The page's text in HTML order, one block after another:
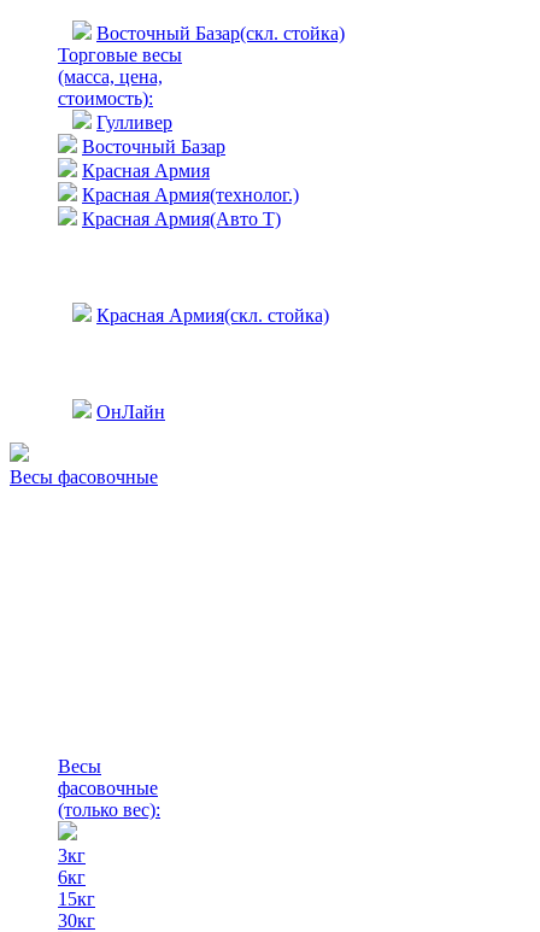
Восточный Базар(скл. стойка)
Торговые весы
(масса, цена,
стоимость):
Гулливер
Восточный Базар
Красная Армия
Красная Армия(технолог.)
Красная Армия(Авто Т)
Красная Армия(скл. стойка)
ОнЛайн
Весы фасовочные
Весы
фасовочные
(только вес):
3кг
6кг
15кг
30кг